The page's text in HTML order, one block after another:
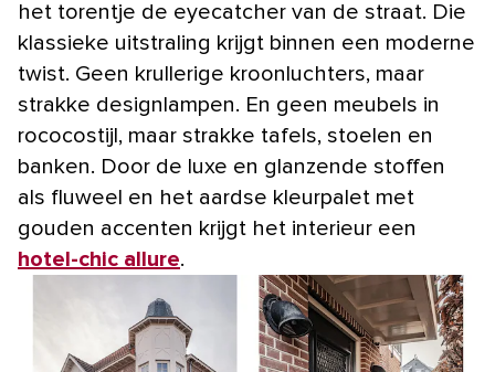
het torentje de eyecatcher van de straat. Die
klassieke uitstraling krijgt binnen een moderne
twist. Geen krullerige kroonluchters, maar
strakke designlampen. En geen meubels in
rococostijl, maar strakke tafels, stoelen en
banken. Door de luxe en glanzende stoffen
als fluweel en het aardse kleurpalet met
gouden accenten krijgt het interieur een
hotel-chic allure.